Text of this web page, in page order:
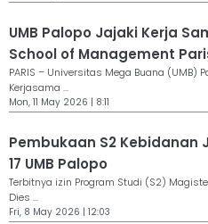
UMB Palopo Jajaki Kerja
School of Management
PARIS – Universitas Mega Buana (UMB)
Kerjasama ...
Mon, 11 May 2026 | 8:11
Pembukaan S2 Kebidanan
17 UMB Palopo
Terbitnya izin Program Studi (S2)
Dies ...
Fri, 8 May 2026 | 12:03